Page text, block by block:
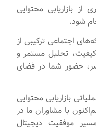
از بازاریابی محتوایی
شود.
اجتماعی ترکیبی از
تحلیل مستمر و
حضور شما در فضای
بازاریابی محتوایی
با مشاوران ما در
موفقیت دیجیتال